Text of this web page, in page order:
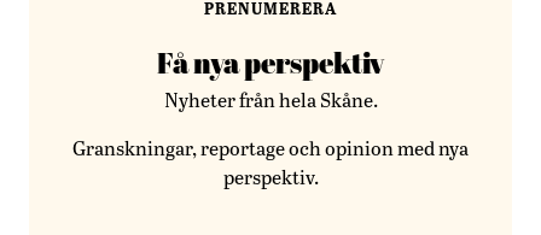
PRENUMERERA
Få nya perspektiv
Nyheter från hela Skåne.
Granskningar, reportage och opinion med nya
perspektiv.